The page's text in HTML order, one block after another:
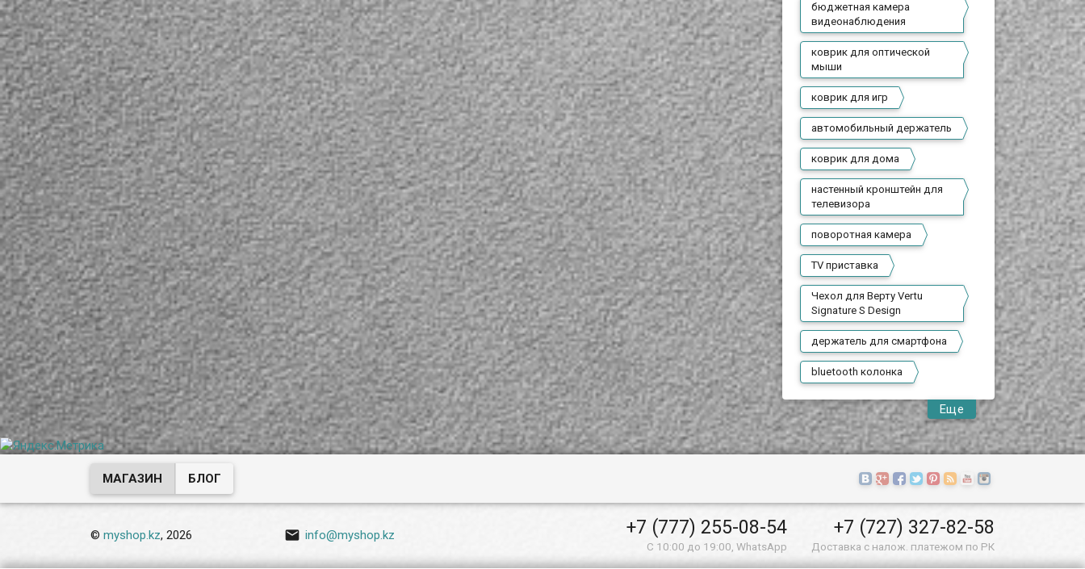
бюджетная камера
видеонаблюдения
коврик для оптической
мыши
коврик для игр
автомобильный держатель
коврик для дома
настенный кронштейн для
телевизора
поворотная камера
TV приставка
Чехол для Верту Vertu
Signature S Design
держатель для смартфона
bluetooth колонка
Еще
МАГАЗИН БЛОГ
©myshop.kz, 2026  info@myshop.kz +7 (777) 255-08-54
С 10:00 до 19:00, WhatsApp
+7 (727) 327-82-58
Доставка с налож. платежом по РК